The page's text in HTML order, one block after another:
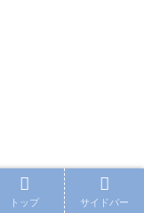
トップ サイドバー